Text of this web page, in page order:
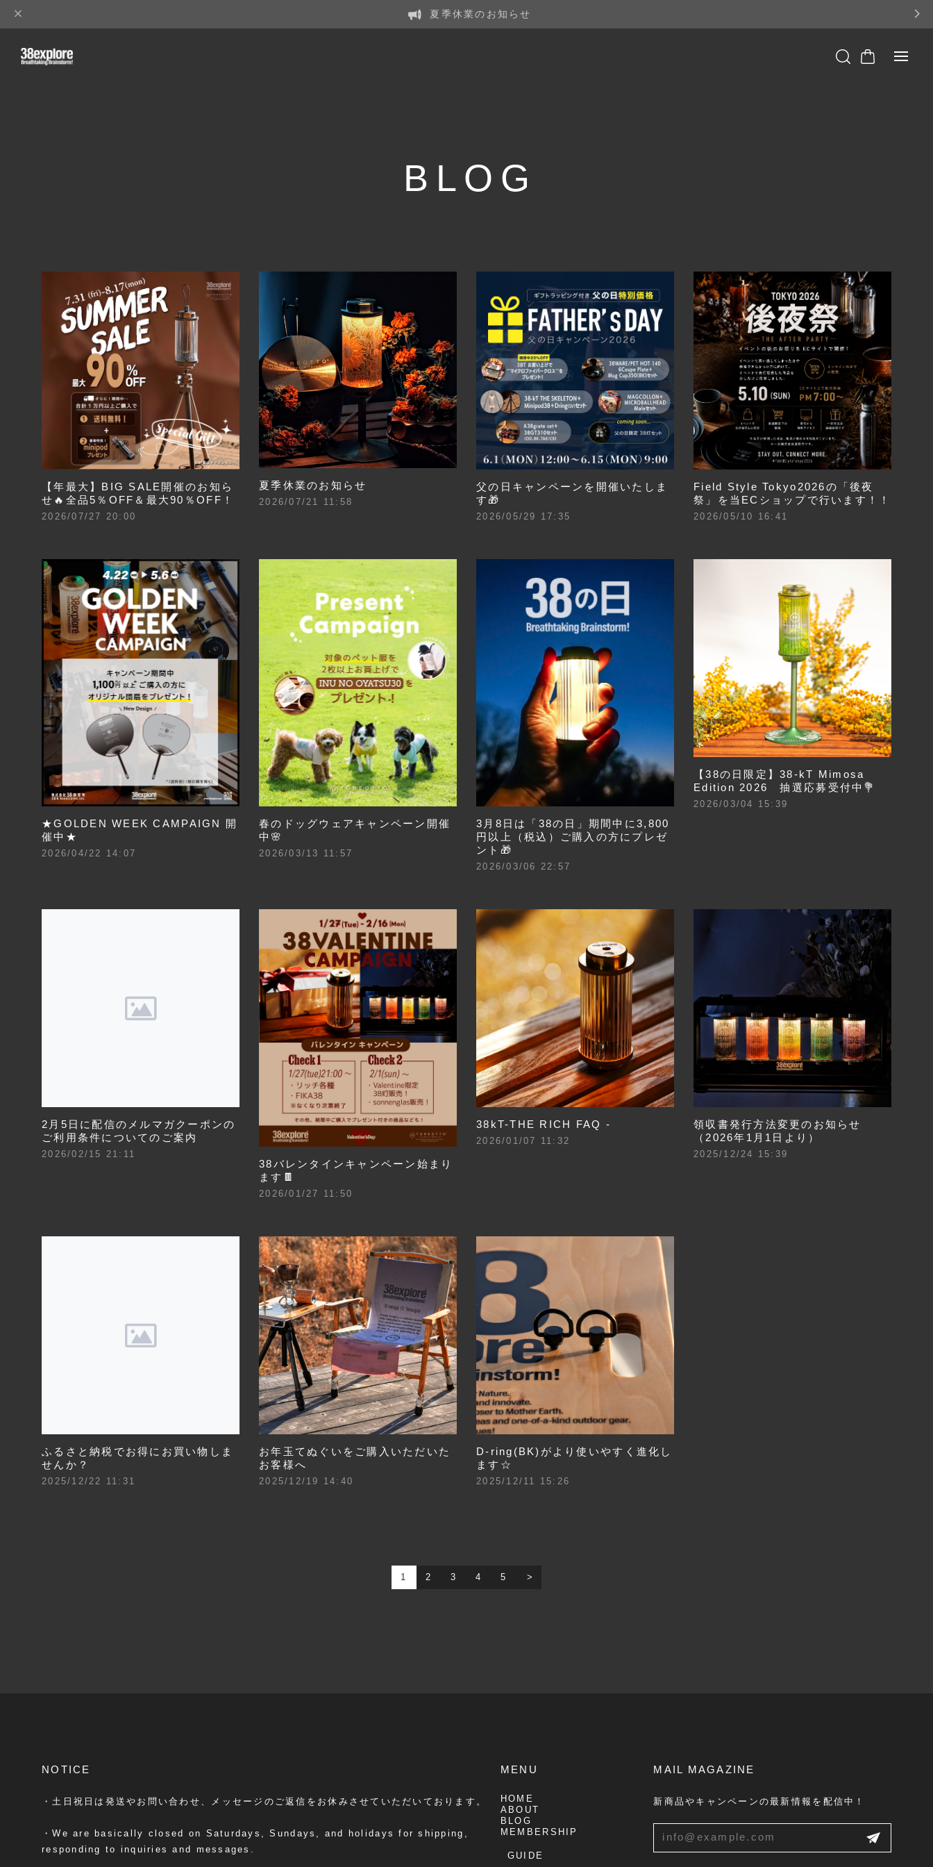
夏季休業のお知らせ
BLOG
【年最大】BIG SALE開催のお知ら
せ🔥全品5％OFF＆最大90％OFF！
2026/07/27 20:00
夏季休業のお知らせ
2026/07/21 11:58
父の日キャンペーンを開催いたしま
す🎁
2026/05/29 17:35
Field Style Tokyo2026の「後夜
祭」を当ECショップで行います！！
2026/05/10 16:41
★GOLDEN WEEK CAMPAIGN 開
催中★
2026/04/22 14:07
春のドッグウェアキャンペーン開催
中🌸
2026/03/13 11:57
3月8日は「38の日」期間中に3,800
円以上（税込）ご購入の方にプレゼ
ント🎁
2026/03/06 22:57
【38の日限定】38-kT Mimosa
Edition 2026 抽選応募受付中💐
2026/03/04 15:39
2月5日に配信のメルマガクーポンの
ご利用条件についてのご案内
2026/02/15 21:11
38バレンタインキャンペーン始まり
ます🍫
2026/01/27 11:50
38kT-THE RICH FAQ -
2026/01/07 11:32
領収書発行方法変更のお知らせ
（2026年1月1日より）
2025/12/24 15:39
ふるさと納税でお得にお買い物しま
せんか？
2025/12/22 11:31
お年玉てぬぐいをご購入いただいた
お客様へ
2025/12/19 14:40
D-ring(BK)がより使いやすく進化し
ます☆
2025/12/11 15:26
1 2 3 4 5
NOTICE
・土日祝日は発送やお問い合わせ、メッセージのご返信をお休みさせていただいております。
・We are basically closed on Saturdays, Sundays, and holidays for shipping,
responding to inquiries and messages.
MENU
HOME
ABOUT
BLOG
MEMBERSHIP
GUIDE
MAIL MAGAZINE
新商品やキャンペーンの最新情報を配信中！